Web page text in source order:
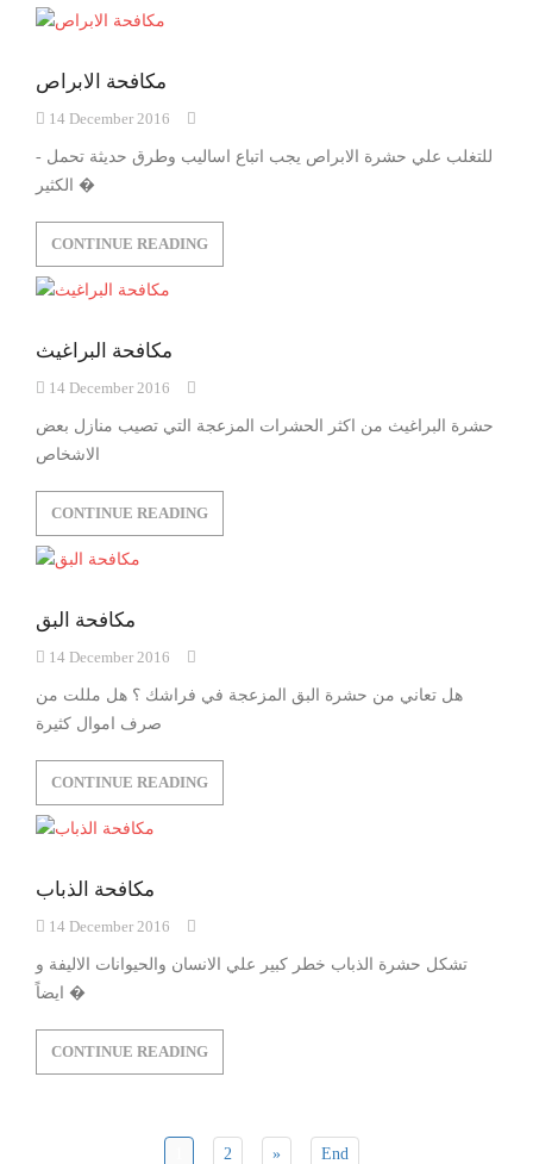
مكافحة الابراص
14 December 2016
- للتغلب علي حشرة الابراص يجب اتباع اساليب وطرق حديثة تحمل
الكثير �
CONTINUE READING
مكافحة البراغيث
14 December 2016
حشرة البراغيث من اكثر الحشرات المزعجة التي تصيب منازل بعض
الاشخاص
CONTINUE READING
مكافحة البق
14 December 2016
هل تعاني من حشرة البق المزعجة في فراشك ؟ هل مللت من
صرف اموال كثيرة
CONTINUE READING
مكافحة الذباب
14 December 2016
تشكل حشرة الذباب خطر كبير علي الانسان والحيوانات الاليفة و
ايضاً �
CONTINUE READING
2 » End